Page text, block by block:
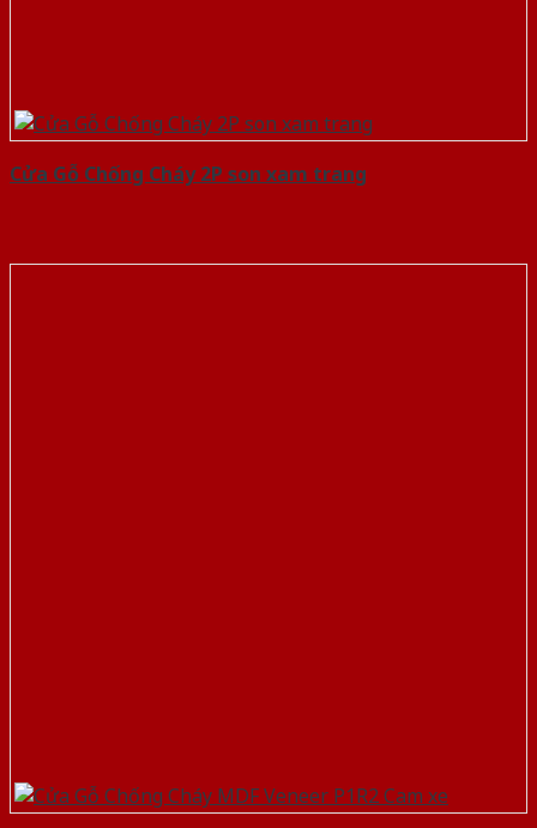
Cửa Gỗ Chống Cháy 2P son xam trang